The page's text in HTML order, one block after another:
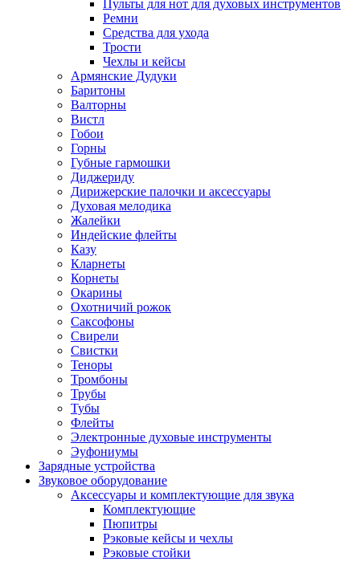
Пульты для нот для духовых инструментов
Ремни
Средства для ухода
Трости
Чехлы и кейсы
Армянские Дудуки
Баритоны
Валторны
Вистл
Гобои
Горны
Губные гармошки
Диджериду
Дирижерские палочки и аксессуары
Духовая мелодика
Жалейки
Индейские флейты
Казу
Кларнеты
Корнеты
Окарины
Охотничий рожок
Саксофоны
Свирели
Свистки
Теноры
Тромбоны
Трубы
Тубы
Флейты
Электронные духовые инструменты
Эуфониумы
Зарядные устройства
Звуковое оборудование
Аксессуары и комплектующие для звука
Комплектующие
Пюпитры
Рэковые кейсы и чехлы
Рэковые стойки